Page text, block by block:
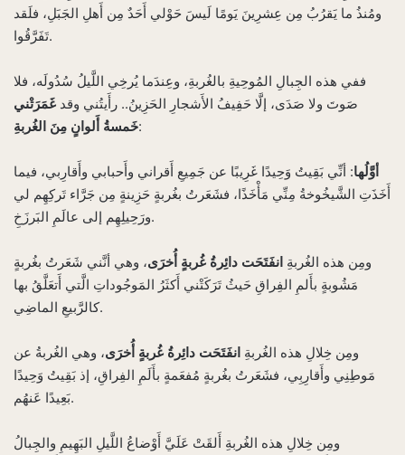
ومُنذُ ما يَقرُبُ مِن عِشرِينَ يَومًا لَيسَ حَوْلي أَحَدٌ مِن أَهلِ الجَبَلِ، فلَقد
تَفَرَّقُوا.
ففي هذه الجِبالِ المُوحِيةِ بالغُربةِ، وعِندَما يُرخِي اللَّيلُ سُدُولَه، فلا
صَوتَ ولا صَدَى، إلَّا حَفِيفُ الأَشجارِ الحَزِينُ.. رأَيتُني وقد غَمَرَتْني
خَمسةُ أَلوانٍ مِنَ الغُربةِ:
أوَّلُها: أنِّي بَقِيتُ وَحِيدًا غَرِيبًا عن جَمِيعِ أَقراني وأَحبابي وأَقارِبي، فيما
أَخَذَتِ الشَّيخُوخةُ مِنِّي مَأْخَذًا، فشَعَرتُ بغُربةٍ حَزِينةٍ مِن جَرَّاء تَركِهِم لي
ورَحِيلِهِم إلى عالَمِ البَرزَخِ.
ومِن هذه الغُربةِ انفَتَحَت دائِرةُ غُربةٍ أُخرَى، وهي أنَّني شَعَرتُ بغُربةٍ
مَشُوبةٍ بأَلمِ الفِراقِ حَيثُ تَرَكَتْني أَكثَرُ المَوجُوداتِ الَّتي أَتعَلَّقُ بها
كالرَّبيعِ الماضِي.
ومِن خِلالِ هذه الغُربةِ انفَتَحَت دائِرةُ غُربةٍ أُخرَى، وهي الغُربةُ عن
مَوطِنِي وأَقارِبِي، فشَعَرتُ بغُربةٍ مُفعَمةٍ بأَلَمِ الفِراقِ، إذ بَقِيتُ وَحِيدًا
بَعِيدًا عَنهُم.
ومِن خِلالِ هذه الغُربةِ أَلقَتْ عَلَيَّ أَوْضاعُ اللَّيلِ البَهِيمِ والجِبالُ